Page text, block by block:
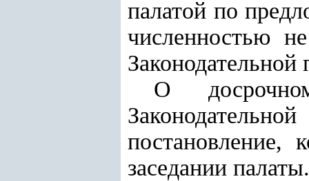
палатой по
численностью
Законодательной
О
постановление,
заседании палаты.